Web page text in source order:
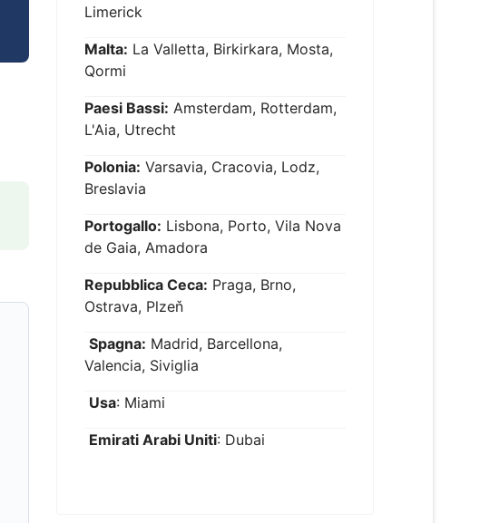
Limerick
Malta: La Valletta, Birkirkara, Mosta,
Qormi
Paesi Bassi: Amsterdam, Rotterdam,
L'Aia, Utrecht
Polonia: Varsavia, Cracovia, Lodz,
Breslavia
Portogallo: Lisbona, Porto, Vila Nova
de Gaia, Amadora
Repubblica Ceca: Praga, Brno,
Ostrava, Plzeň
Spagna: Madrid, Barcellona,
Valencia, Siviglia
Usa: Miami
Emirati Arabi Uniti: Dubai